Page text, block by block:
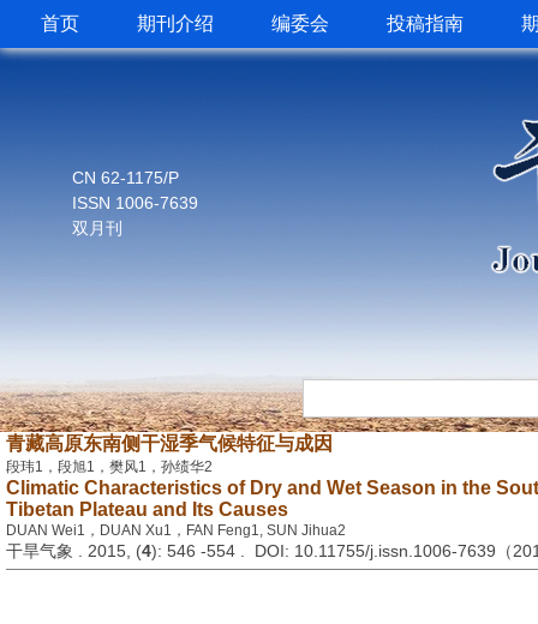
首页 期刊介绍 编委会 投稿指南
CN 62-1175/P
ISSN 1006-7639
双月刊
青藏高原东南侧干湿季气候特征与成因
段玮1，段旭1，樊风1，孙绩华2
Climatic Characteristics of Dry and Wet Season in the
Tibetan Plateau and Its Causes
DUAN Wei1，DUAN Xu1，FAN Feng1, SUN Jihua2
干旱气象 . 2015, (4): 546 -554 . DOI: 10.11755/j.issn.1006-7639（